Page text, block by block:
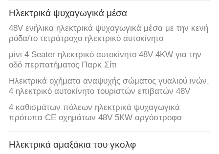
SITEMAP
ΠΟΛΙΤΙΚΉ
ΑΠΟΡΡΉΤΟΥ
Ηλεκτρικά ψυχαγωγικά μέσα
48V ενήλικα ηλεκτρικά ψυχαγωγικά μέσα με την κενή
ρόδα/το τετράτροχο ηλεκτρικό αυτοκίνητο
μίνι 4 Seater ηλεκτρικό αυτοκίνητο 48V 4KW για την
οδό περπατήματος Παρκ Σίτι
Ηλεκτρικά οχήματα αναψυχής σώματος γυαλιού ινών,
4 ηλεκτρικό αυτοκίνητο τουριστών επιβατών 48V
4 καθισμάτων πόλεων ηλεκτρικά ψυχαγωγικά
πρότυπα CE οχημάτων 48V 5KW αργόστροφα
Ηλεκτρικά αμαξάκια του γκολφ